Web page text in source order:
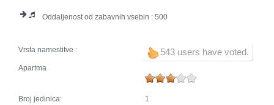
Oddaljenost od zabavnih vsebin : 500
543 users have voted.
Vrsta namestitve :
Apartma
Broj jedinica:
1